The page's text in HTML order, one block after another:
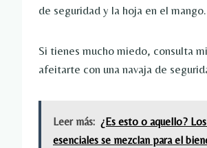
de seguridad y la hoja en el mango.
Si tienes mucho miedo, consulta
afeitarte con una navaja de
Leer más: ¿Es esto o aquello?
esenciales se mezclan para el